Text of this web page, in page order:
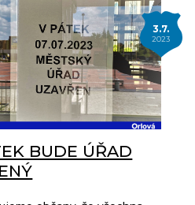
3.7.
2023
BUDE ÚŘAD